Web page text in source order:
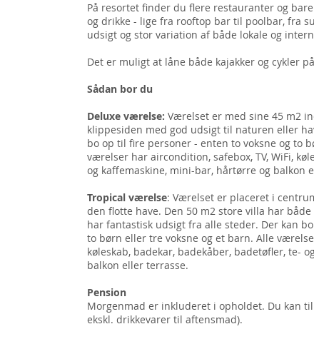
På resortet finder du flere restauranter og
og drikke - lige fra rooftop bar til poolbar, fra
udsigt og stor variation af både lokale og
Det er muligt at låne både kajakker og cykler
Sådan bor du
Deluxe værelse: Værelset er med sine 45 m2
klippesiden med god udsigt til naturen eller
bo op til fire personer - enten to voksne og to
værelser har aircondition, safebox, TV, WiFi,
og kaffemaskine, mini-bar, hårtørre og balkon
Tropical værelse: Værelset er placeret i
den flotte have. Den 50 m2 store villa har
har fantastisk udsigt fra alle steder. Der kan
to børn eller tre voksne og et barn. Alle
køleskab, badekar, badekåber, badetøfler, te-
balkon eller terrasse.
Pension
Morgenmad er inkluderet i opholdet. Du kan
ekskl. drikkevarer til aftensmad).